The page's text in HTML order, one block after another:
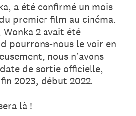
a été confirmé un mois
premier film au cinéma.
Wonka 2 avait été
pourrons-nous le voir en
nous n’avons
de sortie officielle,
2023, début 2022.
là !